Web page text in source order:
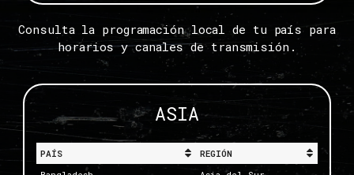
Consulta la programación local de tu país para
horarios y canales de transmisión.
ASIA
PAÍS
REGIÓN